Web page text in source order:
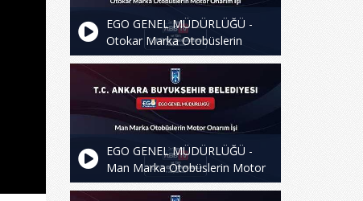
EGO GENEL MÜDÜRLÜĞÜ -
Otokar Marka Otobüslerin
Motor Onarım İşi
EGO GENEL MÜDÜRLÜĞÜ -
Man Marka Otobüslerin Motor
Onarım İşi